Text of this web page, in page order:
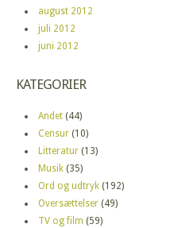
august 2012
juli 2012
juni 2012
KATEGORIER
Andet (44)
Censur (10)
Litteratur (13)
Musik (35)
Ord og udtryk (192)
Oversættelser (49)
TV og film (59)